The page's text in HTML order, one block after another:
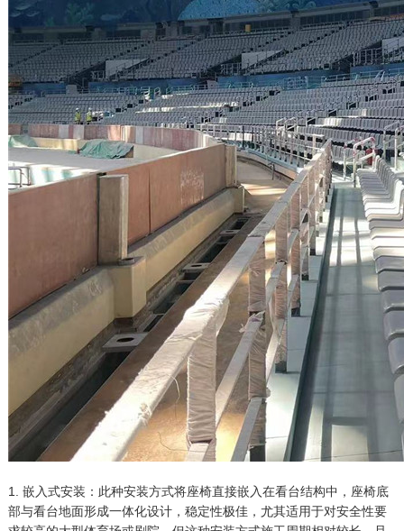
1. 嵌入式安装：此种安装方式将座椅直接嵌入在看台结构中，座椅底
部与看台地面形成一体化设计，稳定性极佳，尤其适用于对安全性要